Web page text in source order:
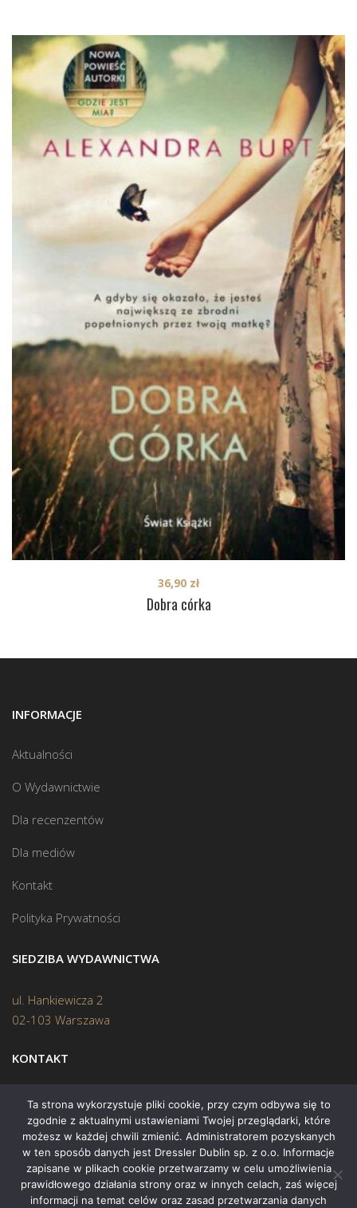
Dobra córka
36,90 zł
INFORMACJE
Aktualności
O Wydawnictwie
Dla recenzentów
Dla mediów
Kontakt
Polityka Prywatności
SIEDZIBA WYDAWNICTWA
ul. Hankiewicza 2
02-103 Warszawa
KONTAKT
Biuro:(22) 45 70 402
Mail:biuro@swiatksiazki.pl
Ta strona wykorzystuje pliki cookie, przy czym odbywa się to
zgodnie z aktualnymi ustawieniami Twojej przeglądarki, które
możesz w każdej chwili zmienić. Administratorem pozyskanych
w ten sposób danych jest Dressler Dublin sp. z o.o. Informacje
zapisane w plikach cookie przetwarzamy w celu umożliwienia
prawidłowego działania strony oraz w innych celach, zaś więcej
informacji na temat celów oraz zasad przetwarzania danych